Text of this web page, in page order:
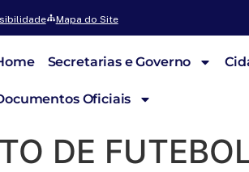
Mapa do Site
Secretarias e Governo
Oficiais
DE